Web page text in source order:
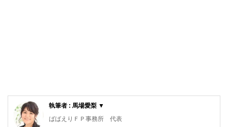
執筆者 : 馬場愛梨 ▼
ばばえりＦＰ事務所 代表